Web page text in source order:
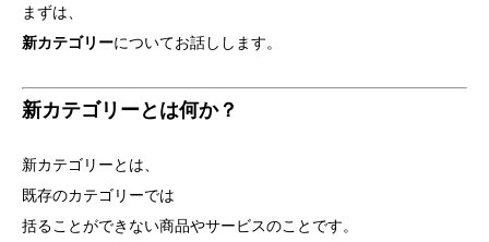
まずは、
新カテゴリーについてお話しします。
新カテゴリーとは何か？
新カテゴリーとは、
既存のカテゴリーでは
括ることができない商品やサービスのことです。